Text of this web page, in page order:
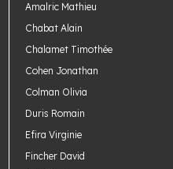
Amalric Mathieu
Chabat Alain
Chalamet Timothée
Cohen Jonathan
Colman Olivia
Duris Romain
Efira Virginie
Fincher David